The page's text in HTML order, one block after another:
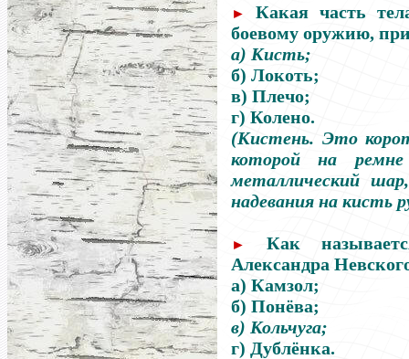
►
Какая часть
боевому оружию,
а) Кисть;
б) Локоть;
в) Плечо;
г) Колено.
(Кистень. Это
которой на
металлический
надевания на кисть
►
Как
Александра
а) Камзол;
б) Понёва;
в) Кольчуга;
г) Дублёнка.